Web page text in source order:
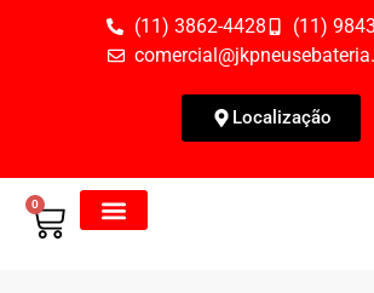
(11) 3862-4428
(11)
Localização
0